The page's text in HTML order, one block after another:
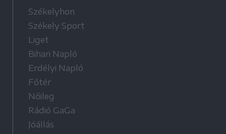
Székelyhon
Székely Sport
Liget
Bihari Napló
Erdélyi Napló
Főtér
Nőileg
Rádió GaGa
Jóállás